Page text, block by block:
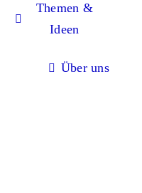
Themen &
Ideen
Über uns